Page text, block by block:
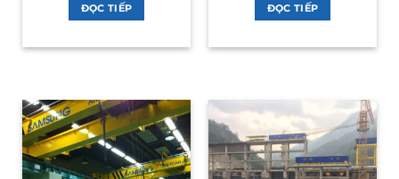
ĐỌC TIẾP ĐỌC TIẾP